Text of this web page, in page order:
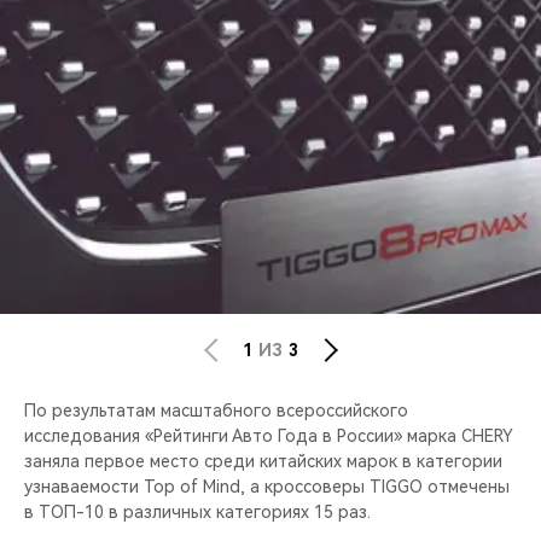
CHERY И СПОРТ
НАШИ МЕРОПРИЯТИЯ
ВИДЕООБЗОРЫ
CHERY ДЛЯ ДЕТЕЙ
1 ИЗ 3
По результатам масштабного всероссийского
исследования «Рейтинги Авто Года в России» марка CHERY
заняла первое место среди китайских марок в категории
узнаваемости Top of Mind, а кроссоверы TIGGO отмечены
в ТОП-10 в различных категориях 15 раз.